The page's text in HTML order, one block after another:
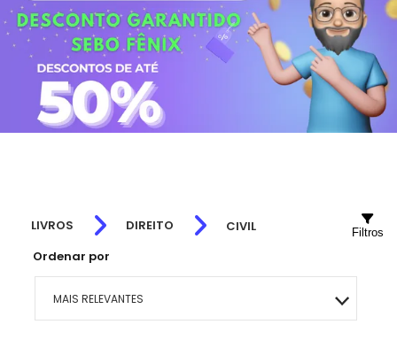
LIVROS DIREITO
CIVIL
Ordenar por
MAIS RELEVANTES
Filtros